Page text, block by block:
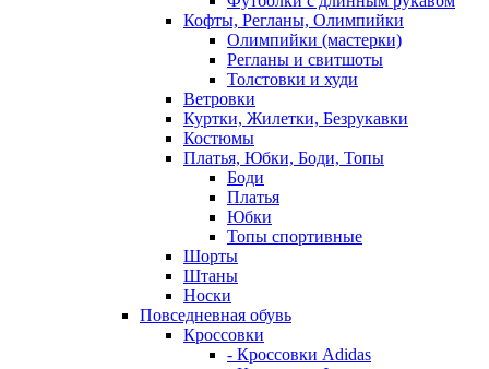
Кофты, Регланы, Олимпийки
Олимпийки (мастерки)
Регланы и свитшоты
Толстовки и худи
Ветровки
Куртки, Жилетки, Безрукавки
Костюмы
Платья, Юбки, Боди, Топы
Боди
Платья
Юбки
Топы спортивные
Шорты
Штаны
Носки
Повседневная обувь
Кроссовки
- Кроссовки Adidas